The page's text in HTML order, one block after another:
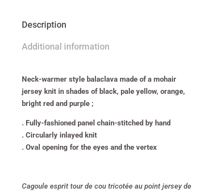
Description
Additional information
Neck-warmer style balaclava made of a mohair
jersey knit in shades of black, pale yellow, orange,
bright red and purple ;
. Fully-fashioned panel chain-stitched by hand
. Circularly inlayed knit
. Oval opening for the eyes and the vertex
Cagoule esprit tour de cou tricotée au point jersey de